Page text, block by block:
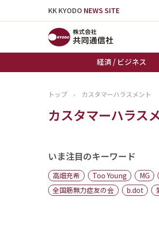
KK KYODO NEWS SITE
経済 / ビジネス
トップページ
お知らせ
トップ › カスタマーハラスメント
カスタマーハラス
いま注目のキーワード
高畑充希 Too Young MG
全国筋無力症友の会
b.dot